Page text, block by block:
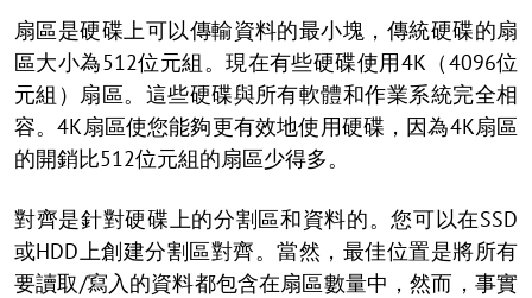
扇區是硬碟上可以傳輸資料的最小塊，傳統硬碟的扇
區大小為512位元組。現在有些硬碟使用4K（4096位
元組）扇區。這些硬碟與所有軟體和作業系統完全相
容。4K扇區使您能夠更有效地使用硬碟，因為4K扇區
的開銷比512位元組的扇區少得多。
對齊是針對硬碟上的分割區和資料的。您可以在SSD
或HDD上創建分割區對齊。當然，最佳位置是將所有
要讀取/寫入的資料都包含在扇區數量中，然而，事實